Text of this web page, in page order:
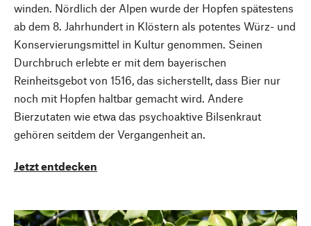
winden. Nördlich der Alpen wurde der Hopfen spätestens
ab dem 8. Jahrhundert in Klöstern als potentes Würz- und
Konservierungsmittel in Kultur genommen. Seinen
Durchbruch erlebte er mit dem bayerischen
Reinheitsgebot von 1516, das sicherstellt, dass Bier nur
noch mit Hopfen haltbar gemacht wird. Andere
Bierzutaten wie etwa das psychoaktive Bilsenkraut
gehören seitdem der Vergangenheit an.
Jetzt entdecken